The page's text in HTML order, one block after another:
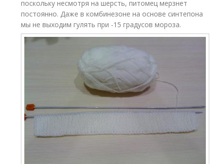
поскольку несмотря на шерсть, питомец мерзнет
постоянно. Даже в комбинезоне на основе синтепона
мы не выходим гулять при -15 градусов мороза.